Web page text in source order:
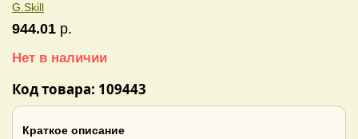
G.Skill
944.01 р.
Нет в наличии
Код товара: 109443
Краткое описание